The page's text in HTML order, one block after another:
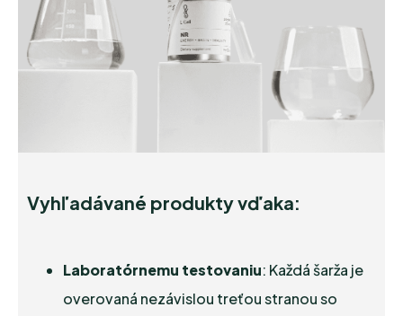
Vyhľadávané produkty vďaka:
Laboratórnemu testovaniu: Každá šarža je
overovaná nezávislou treťou stranou so